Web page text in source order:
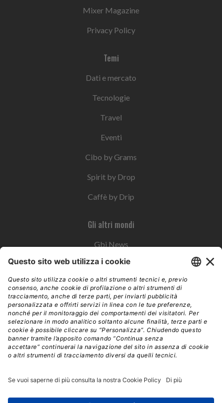
Mixer Magazine
Privacy Policy
Temi
Dati e mercato
Tecnologie
Travel
Eventi
Cibo by Grams
Spirit by Drop
Caffè by Drip
Gli altri mondi
Gbi News
Instoremag
Esplora il gruppo
Edra Edizioni
Edizioni LSWR
LSWR Group